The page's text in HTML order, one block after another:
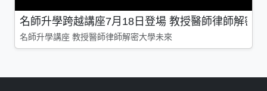
名師升學跨越講座7月18日登場 教授醫師律師解密
名師升學講座 教授醫師律師解密大學未來